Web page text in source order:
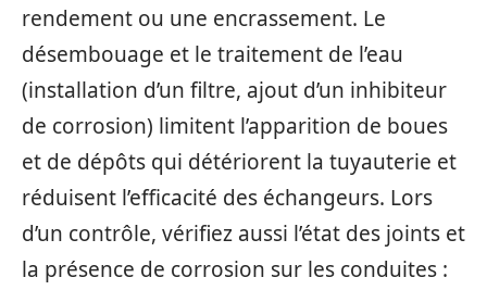
rendement ou une encrassement. Le
désembouage et le traitement de l’eau
(installation d’un filtre, ajout d’un inhibiteur
de corrosion) limitent l’apparition de boues
et de dépôts qui détériorent la tuyauterie et
réduisent l’efficacité des échangeurs. Lors
d’un contrôle, vérifiez aussi l’état des joints et
la présence de corrosion sur les conduites :